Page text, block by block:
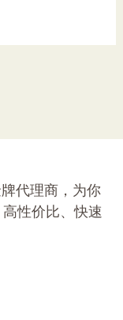
代理商，为你
性价比、快速